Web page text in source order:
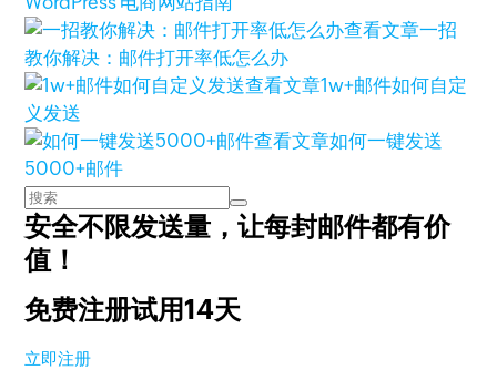
查看文章一招
教你解决：邮件打开率低怎么办
查看文章1w+邮件如何自定
义发送
查看文章如何一键发送
5000+邮件
安全不限发送量，让每封邮件都有价
值！
免费注册试用14天
立即注册